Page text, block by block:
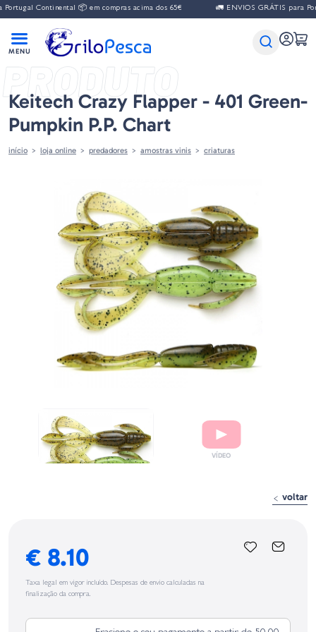
Continental 📦 em compras acima dos 65€ 🚛 ENVIOS GRÁTIS para
PRODUTO
Keitech Crazy Flapper - 401 Green-
Pumpkin P.P. Chart
início loja online predadores amostras vinis criaturas
voltar
€ 8.10
Taxa legal em vigor incluído. Despesas de envio calculadas na
finalização da compra.